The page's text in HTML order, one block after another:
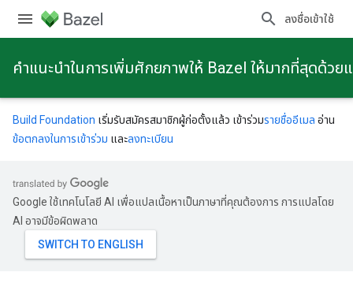
ลงชื่อเข้าใช้
คําแนะนําในการเพิ่มศักยภาพให้ Bazel ให้มากที่สุดด้ว
Build Foundation เริ่มรับสมัครสมาชิกผู้ก่อตั้งแล้ว เข้าร่วมรายชื่ออีเมล อ่าน
ข้อตกลงในการเข้าร่วม และลงทะเบียน
Google ใช้เทคโนโลยี AI เพื่อแปลเนื้อหาเป็นภาษาที่คุณต้องการ การแปลโดย
AI อาจมีข้อผิดพลาด